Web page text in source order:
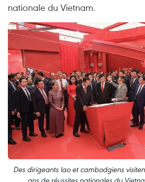
nationale du Vietnam.
Des dirigeants lao et cambodgiens